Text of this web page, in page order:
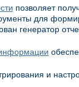
позволяет
для
генератор
и